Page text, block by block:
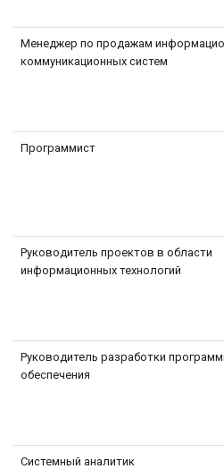
Менеджер по продажам
коммуникационных систем
Программист
Руководитель проектов в области
информационных технологий
Руководитель разработки
обеспечения
Системный аналитик